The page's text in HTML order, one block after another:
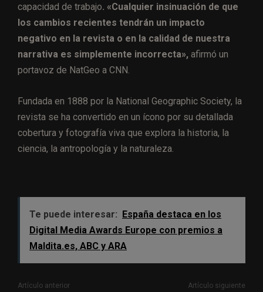
capacidad de trabajo. «Cualquier insinuación de que
los cambios recientes tendrán un impacto
negativo en la revista o en la calidad de nuestra
narrativa es simplemente incorrecta», afirmó un
portavoz de NatGeo a CNN.
Fundada en 1888 por la National Geographic Society, la
revista se ha convertido en un ícono por su detallada
cobertura y fotografía viva que explora la historia, la
ciencia, la antropología y la naturaleza.
Te puede interesar: España destaca en los
Digital Media Awards Europe con premios a
Maldita.es, ABC y ARA
Artículo anterior Artículo siguiente